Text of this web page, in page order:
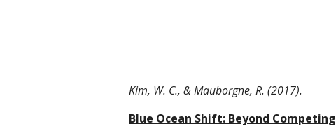
Kim, W. C., & Mauborgne, R. (2017).
Blue Ocean Shift: Beyond Competing